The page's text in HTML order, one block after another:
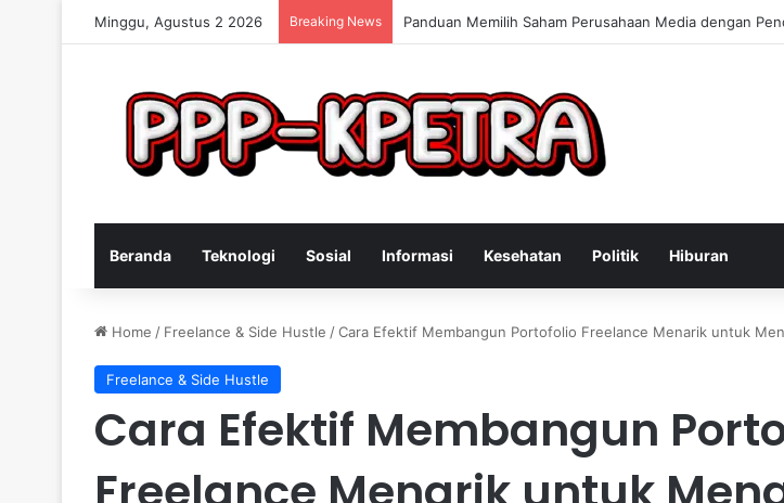
Minggu, Agustus 2 2026 Breaking News Keterampilan Konsultan Bisnis Online untuk
Beranda Teknologi Sosial Informasi Kesehatan Politik Hiburan
Home / Freelance & Side Hustle /Cara Efektif Membangun Portofolio Freelance Menarik untuk
Freelance & Side Hustle
Cara Efektif Membangun